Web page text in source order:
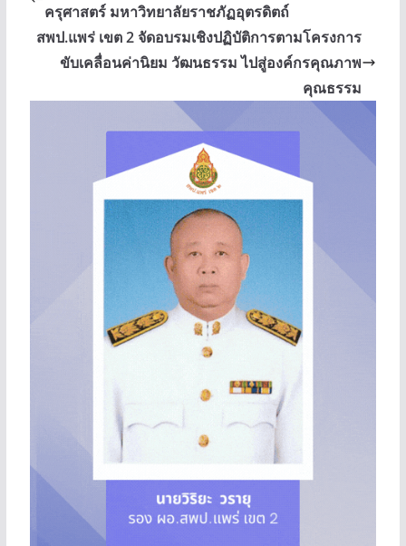
ครุศาสตร์ มหาวิทยาลัยราชภัฏอุตรดิตถ์
สพป.แพร่ เขต 2 จัดอบรมเชิงปฏิบัติการตามโครงการ
ขับเคลื่อนค่านิยม วัฒนธรรม ไปสู่องค์กรคุณภาพ
คุณธรรม